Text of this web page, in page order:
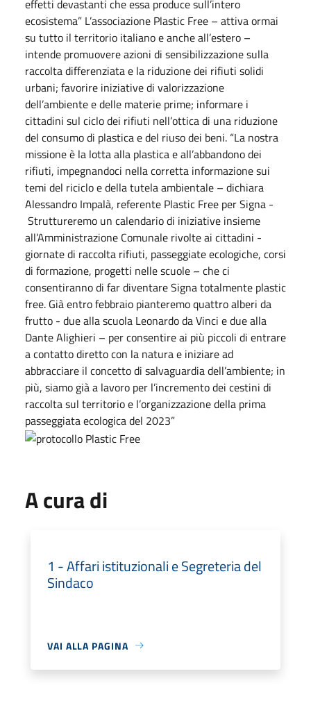
effetti devastanti che essa produce sull’intero
ecosistema” L’associazione Plastic Free – attiva ormai
su tutto il territorio italiano e anche all’estero –
intende promuovere azioni di sensibilizzazione sulla
raccolta differenziata e la riduzione dei rifiuti solidi
urbani; favorire iniziative di valorizzazione
dell’ambiente e delle materie prime; informare i
cittadini sul ciclo dei rifiuti nell’ottica di una riduzione
del consumo di plastica e del riuso dei beni. “La nostra
missione è la lotta alla plastica e all’abbandono dei
rifiuti, impegnandoci nella corretta informazione sui
temi del riciclo e della tutela ambientale – dichiara
Alessandro Impalà, referente Plastic Free per Signa -
Struttureremo un calendario di iniziative insieme
all’Amministrazione Comunale rivolte ai cittadini -
giornate di raccolta rifiuti, passeggiate ecologiche, corsi
di formazione, progetti nelle scuole – che ci
consentiranno di far diventare Signa totalmente plastic
free. Già entrofebbraio pianteremo quattro alberi da
frutto - due alla scuola Leonardo da Vinci e due alla
Dante Alighieri – per consentire ai più piccoli di entrare
a contatto diretto con la natura e iniziare ad
abbracciare il concetto di salvaguardia dell’ambiente; in
più, siamo già a lavoro per l’incremento dei cestini di
raccolta sul territorio e l’organizzazione della prima
passeggiata ecologica del 2023”
A cura di
1 - Affari istituzionali e Segreteria del
Sindaco
VAI ALLA PAGINA